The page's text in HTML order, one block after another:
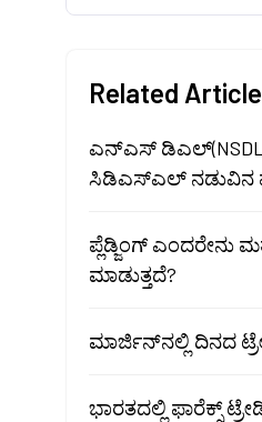
Related
ಎನ್ಎಸ್ ಡಿಎಲ್(NSDL)
ಸಿಡಿಎಸ್ಎಲ್ ನಡುವಿನ
ಪ್ಲೆಡ್ಜಿಂಗ್ ಎಂದರೇನು
ಮಾಡುತ್ತದೆ?
ಮಾರ್ಜಿನ್‌ನಲ್ಲಿ ದಿನದ
ಭಾರತದಲ್ಲಿ ಫಾರೆಕ್ಸ್